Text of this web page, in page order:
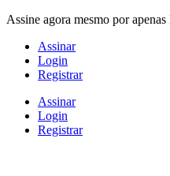
Skip
content
Assine agora mesmo por
Assinar
Login
Registrar
Assinar
Login
Registrar